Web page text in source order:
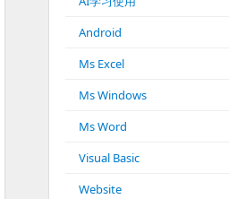
Android
Ms Excel
Ms Windows
Ms Word
Visual Basic
Website